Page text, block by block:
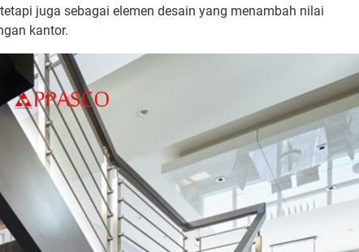
juga sebagai elemen desain yang menambah nilai
kantor.